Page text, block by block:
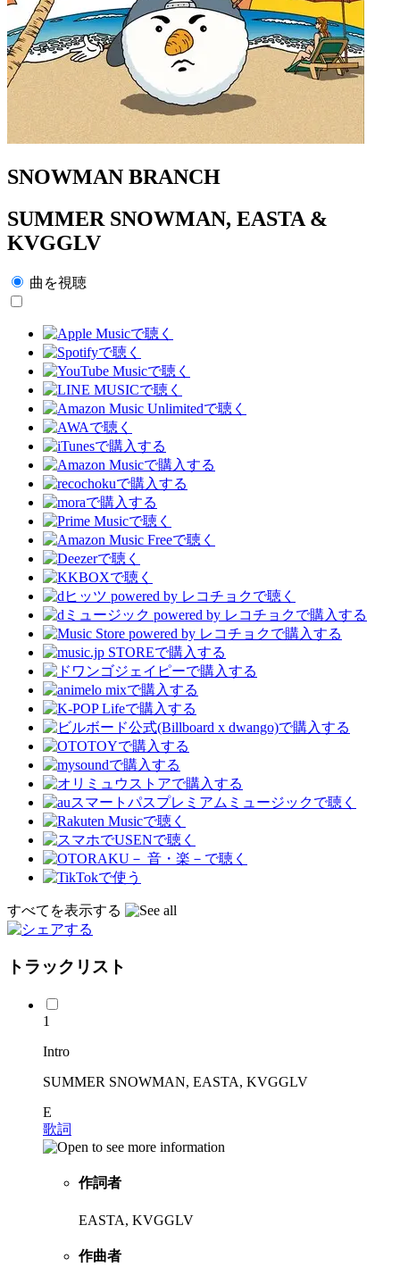
SNOWMAN BRANCH
SUMMER SNOWMAN, EASTA &
KVGGLV
曲を視聴
すべてを表示する
トラックリスト
1
Intro
SUMMER SNOWMAN, EASTA, KVGGLV
E
歌詞
作詞者
EASTA, KVGGLV
作曲者